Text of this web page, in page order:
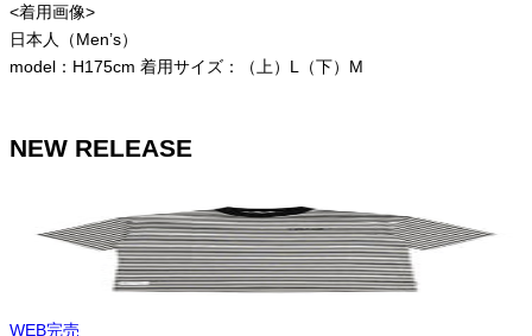
<着用画像>
日本人（Men’s）
model：H175cm 着用サイズ：（上）L（下）M
NEW RELEASE
WEB完売